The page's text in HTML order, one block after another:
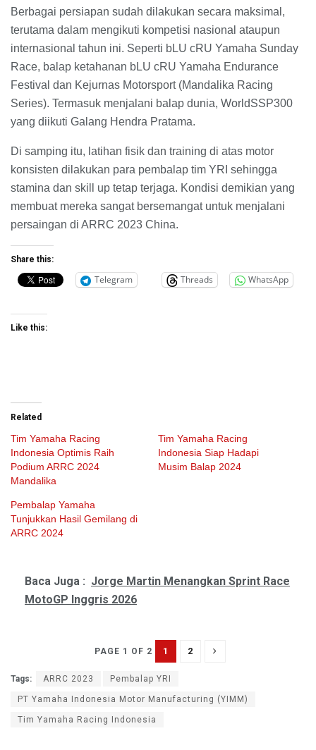
Berbagai persiapan sudah dilakukan secara maksimal,
terutama dalam mengikuti kompetisi nasional ataupun
internasional tahun ini. Seperti bLU cRU Yamaha Sunday
Race, balap ketahanan bLU cRU Yamaha Endurance
Festival dan Kejurnas Motorsport (Mandalika Racing
Series). Termasuk menjalani balap dunia, WorldSSP300
yang diikuti Galang Hendra Pratama.
Di samping itu, latihan fisik dan training di atas motor
konsisten dilakukan para pembalap tim YRI sehingga
stamina dan skill up tetap terjaga. Kondisi demikian yang
membuat mereka sangat bersemangat untuk menjalani
persaingan di ARRC 2023 China.
Share this:
Telegram Threads WhatsApp
Like this:
Related
Tim Yamaha Racing
Indonesia Optimis Raih
Podium ARRC 2024
Mandalika
Tim Yamaha Racing
Indonesia Siap Hadapi
Musim Balap 2024
Pembalap Yamaha
Tunjukkan Hasil Gemilang di
ARRC 2024
Baca Juga : Jorge Martin Menangkan Sprint Race
MotoGP Inggris 2026
PAGE 1 OF 2 1 2
Tags: ARRC 2023 Pembalap YRI
PT Yamaha Indonesia Motor Manufacturing (YIMM)
Tim Yamaha Racing Indonesia